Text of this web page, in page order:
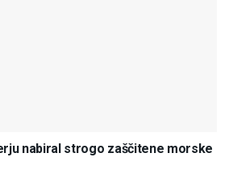
nabiral strogo zaščitene morske